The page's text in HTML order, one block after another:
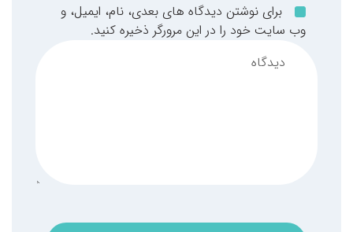
برای نوشتن دیدگاه های بعدی، نام، ایمیل، و
وب سایت خود را در این مرورگر ذخیره کنید.